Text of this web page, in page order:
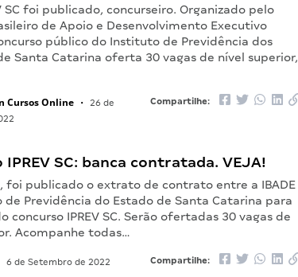
SC foi publicado, concurseiro. Organizado pelo
de Apoio e Desenvolvimento Executivo
público do Instituto de Previdência dos
Santa Catarina oferta 30 vagas de nível superior,
Cursos Online •
26 de
Compartilhe:
IPREV SC: banca contratada. VEJA!
foi publicado o extrato de contrato entre a IBADE
Previdência do Estado de Santa Catarina para
concurso IPREV SC. Serão ofertadas 30 vagas de
Acompanhe todas…
6 de Setembro de 2022 Compartilhe: